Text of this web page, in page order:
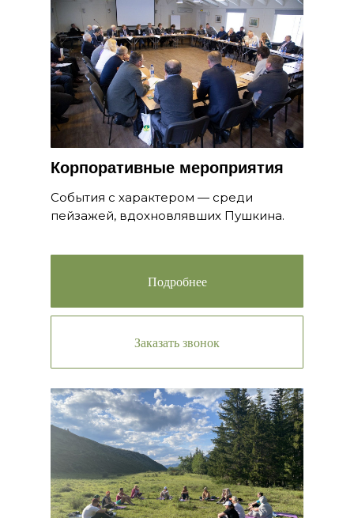
Подробнее
Заказать звонок
Корпоративные мероприятия
События с характером — среди
пейзажей, вдохновлявших Пушкина.